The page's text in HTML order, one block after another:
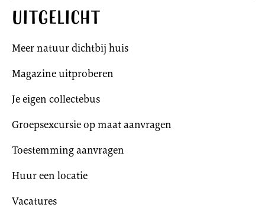
Uitgelicht
Meer natuur dichtbij huis
Magazine uitproberen
Je eigen collectebus
Groepsexcursie op maat aanvragen
Toestemming aanvragen
Huur een locatie
Vacatures